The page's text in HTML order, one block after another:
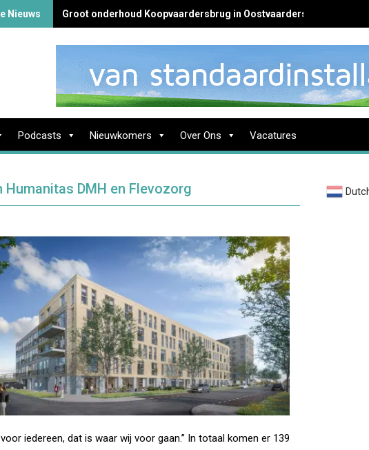
Nieuws Groot onderhoud Koopvaardersbrug in Oostvaardersbuurt
Podcasts Nieuwkomers Over Ons Vacatures
DMH en Flevozorg
iedereen, dat is waar wij voor gaan.” In totaal komen er 139